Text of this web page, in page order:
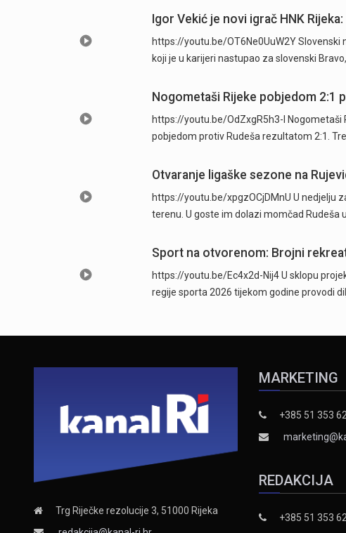
Igor Vekić je novi igrač HNK
https://youtu.be/OT6Ne0UuW2Y Slovenski
koji je u karijeri nastupao za slovenski
Nogometaši Rijeke pobjedom 2:1
https://youtu.be/OdZxgR5h3-I Nogometaši
pobjedom protiv Rudeša rezultatom 2:1.
Otvaranje ligaške sezone na
https://youtu.be/xpgzOCjDMnU U nedjelju
terenu. U goste im dolazi momčad Rudeša
Sport na otvorenom: Brojni
https://youtu.be/Ec4x2d-Nij4 U sklopu
regije sporta 2026 tijekom godine provodi
Trg Riječke rezolucije 3, 51000 Rijeka
MARKETING
+385 51 353
REDAKCIJA
+385 51 353